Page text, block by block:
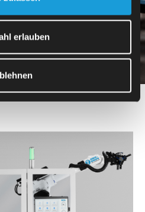
erlauben
i RSA 2048 z asymetryczną
Forward Secrecy przy użyciu
internetowej.